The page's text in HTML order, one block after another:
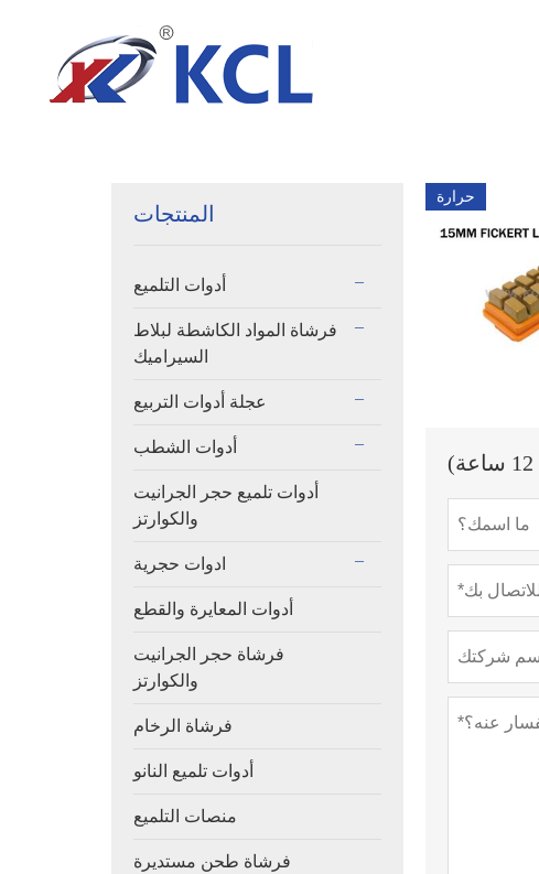
المنتجات
أدوات التلميع
فرشاة المواد الكاشطة لبلاط
السيراميك
عجلة أدوات التربيع
أدوات الشطب
أدوات تلميع حجر الجرانيت
والكوارتز
ادوات حجرية
أدوات المعايرة والقطع
فرشاة حجر الجرانيت
والكوارتز
فرشاة الرخام
أدوات تلميع النانو
منصات التلميع
فرشاة طحن مستديرة
حرارة